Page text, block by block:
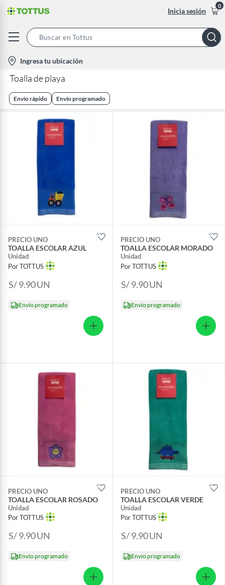
Inicia sesión
0
Bar
location-
icon
Ingresa tu ubicación
Toalla de playa
Envío rápido Envío programado
PRECIO UNO
TOALLA ESCOLAR AZUL
Unidad
Por TOTTUS
S/ 9.90UN
Envío programado
PRECIO UNO
TOALLA ESCOLAR MORADO
Unidad
Por TOTTUS
S/ 9.90UN
Envío programado
PRECIO UNO
TOALLA ESCOLAR ROSADO
Unidad
Por TOTTUS
S/ 9.90UN
Envío programado
PRECIO UNO
TOALLA ESCOLAR VERDE
Unidad
Por TOTTUS
S/ 9.90UN
Envío programado